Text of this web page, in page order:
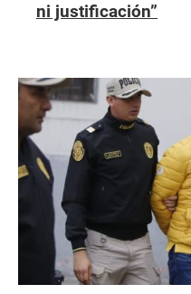
ni justificación”